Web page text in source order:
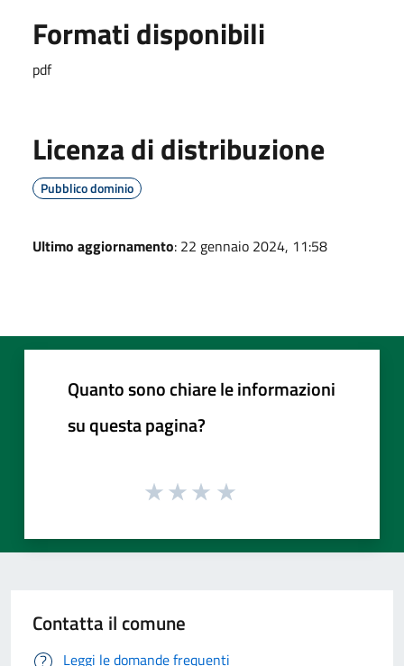
Formati disponibili
pdf
Licenza di distribuzione
Pubblico dominio
Ultimo aggiornamento: 22 gennaio 2024, 11:58
Quanto sono chiare le informazioni
su questa pagina?
Contatta il comune
Leggi le domande frequenti